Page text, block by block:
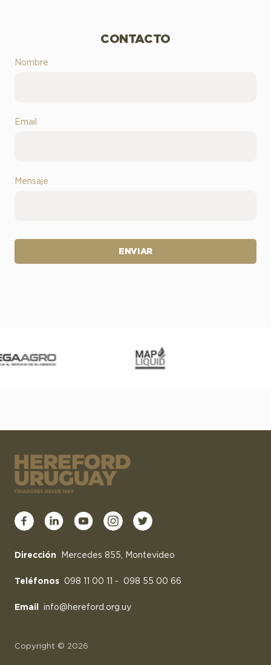
CONTACTO
Nombre
Email
Mensaje
ENVIAR
Dirección Mercedes 855, Montevideo
Teléfonos 098 11 00 11 - 098 55 00 66
Email info@hereford.org.uy
Copyright © 2026